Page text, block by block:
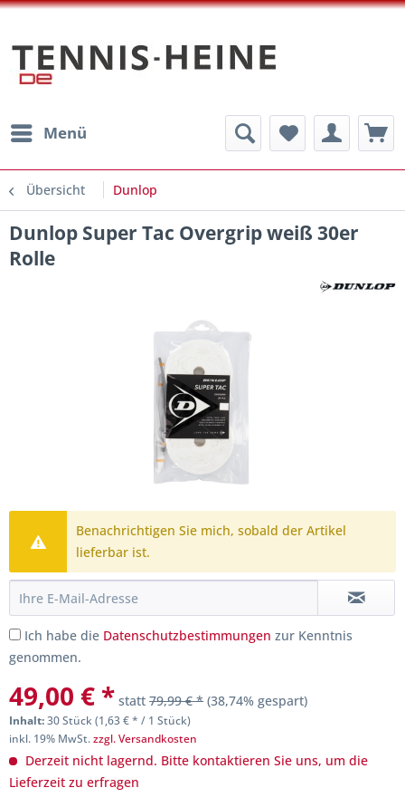
Menü
Übersicht Dunlop
Dunlop Super Tac Overgrip weiß 30er
Rolle
Benachrichtigen Sie mich, sobald der Artikel
lieferbar ist.
Ich habe die Datenschutzbestimmungen zur Kenntnis
genommen.
49,00 € * statt 79,99 € * (38,74% gespart)
Inhalt:30 Stück (1,63 € * / 1 Stück)
inkl. 19% MwSt.zzgl. Versandkosten
Derzeit nicht lagernd. Bitte kontaktieren Sie uns, um die
Lieferzeit zu erfragen